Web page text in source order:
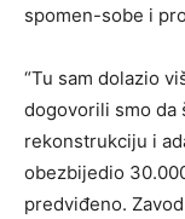
spomen-sobe i
“Tu sam dolazio
dogovorili smo da
rekonstrukciju i
obezbijedio
predviđeno.